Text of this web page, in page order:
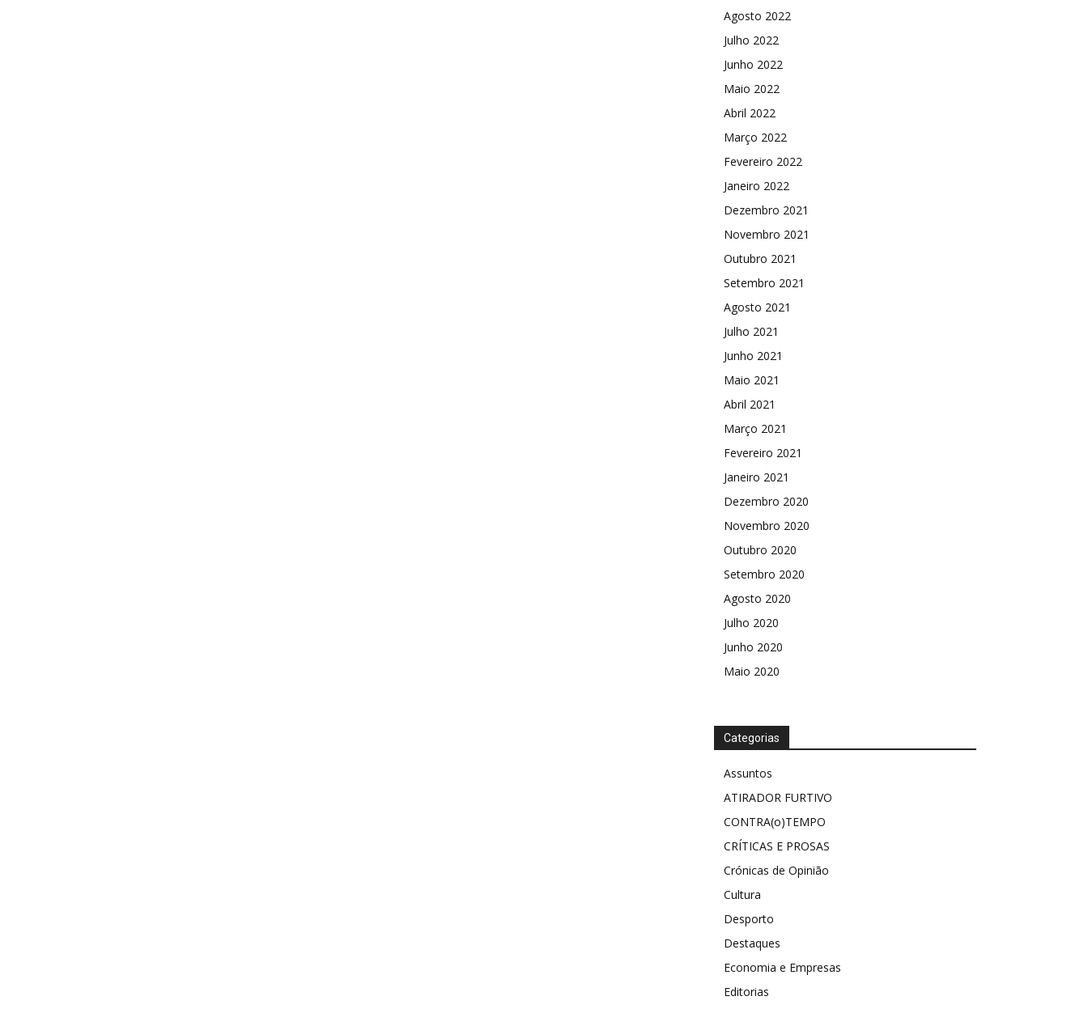
Agosto 2022
Julho 2022
Junho 2022
Maio 2022
Abril 2022
Março 2022
Fevereiro 2022
Janeiro 2022
Dezembro 2021
Novembro 2021
Outubro 2021
Setembro 2021
Agosto 2021
Julho 2021
Junho 2021
Maio 2021
Abril 2021
Março 2021
Fevereiro 2021
Janeiro 2021
Dezembro 2020
Novembro 2020
Outubro 2020
Setembro 2020
Agosto 2020
Julho 2020
Junho 2020
Maio 2020
Categorias
Assuntos
ATIRADOR FURTIVO
CONTRA(o)TEMPO
CRÍTICAS E PROSAS
Crónicas de Opinião
Cultura
Desporto
Destaques
Economia e Empresas
Editorias